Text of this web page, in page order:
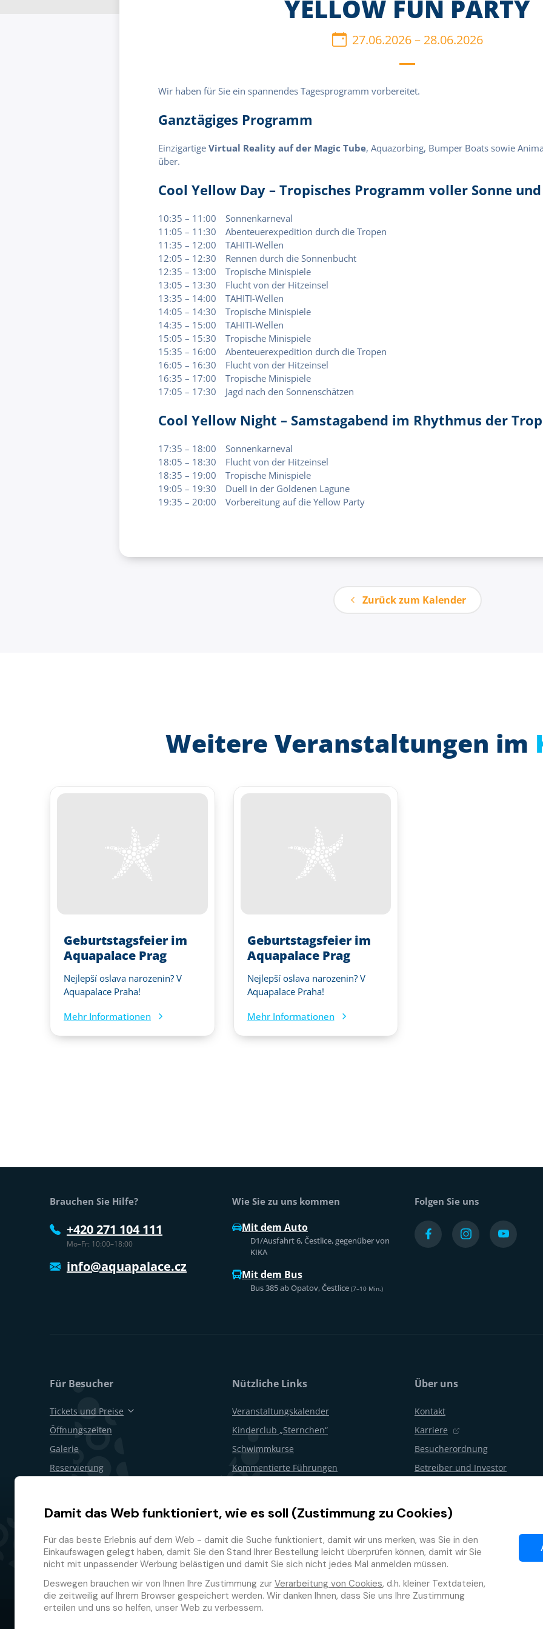
YELLOW FUN PARTY
27.06.2026– 28.06.2026
Wir haben für Sie ein spannendes Tagesprogramm vorbereitet.
Ganztägiges Programm
Einzigartige Virtual Reality auf der Magic Tube, Aquazorbing, Bumper Boats sowie
über.
Cool Yellow Day – Tropisches Programm voller Sonne
10:35 – 11:00 Sonnenkarneval
11:05 – 11:30 Abenteuerexpedition durch die Tropen
11:35 – 12:00 TAHITI-Wellen
12:05 – 12:30 Rennen durch die Sonnenbucht
12:35 – 13:00 Tropische Minispiele
13:05 – 13:30 Flucht von der Hitzeinsel
13:35 – 14:00 TAHITI-Wellen
14:05 – 14:30 Tropische Minispiele
14:35 – 15:00 TAHITI-Wellen
15:05 – 15:30 Tropische Minispiele
15:35 – 16:00 Abenteuerexpedition durch die Tropen
16:05 – 16:30 Flucht von der Hitzeinsel
16:35 – 17:00 Tropische Minispiele
17:05 – 17:30 Jagd nach den Sonnenschätzen
Cool Yellow Night – Samstagabend im Rhythmus der
17:35 – 18:00 Sonnenkarneval
18:05 – 18:30 Flucht von der Hitzeinsel
18:35 – 19:00 Tropische Minispiele
19:05 – 19:30 Duell in der Goldenen Lagune
19:35 – 20:00 Vorbereitung auf die Yellow Party
Zurück zum Kalender
Weitere Veranstaltungen im
Geburtstagsfeier im
Aquapalace Prag
Nejlepší oslava narozenin? V
Aquapalace Praha!
Mehr Informationen
Geburtstagsfeier im
Aquapalace Prag
Nejlepší oslava narozenin? V
Aquapalace Praha!
Mehr Informationen
Brauchen Sie Hilfe?
+420 271 104 111
Mo–Fr: 10:00–18:00
info@aquapalace.cz
Wie Sie zu uns kommen
Mit dem Auto
D1/Ausfahrt 6, Čestlice, gegenüber von
KIKA
Mit dem Bus
Bus 385 ab Opatov, Čestlice (7–10 Min.)
Folgen Sie uns
Für Besucher
Tickets und Preise
Öffnungszeiten
Galerie
Reservierung
Nützliche Links
Veranstaltungskalender
Kinderclub „Sternchen“
Schwimmkurse
Kommentierte Führungen
Treueprogramm
Über uns
Kontakt
Karriere
Besucherordnung
Betreiber und Investor
Partner E-Shop
Damit das Web funktioniert, wie es soll (Zustimmung zu Cookies)
Für das beste Erlebnis auf dem Web - damit die Suche funktioniert, damit wir uns merken, was Sie in den
Einkaufswagen gelegt haben, damit Sie den Stand Ihrer Bestellung leicht überprüfen können, damit wir Sie
nicht mit unpassender Werbung belästigen und damit Sie sich nicht jedes Mal anmelden müssen.
Deswegen brauchen wir von Ihnen Ihre Zustimmung zur Verarbeitung von Cookies, d.h. kleiner Textdateien,
die zeitweilig auf Ihrem Browser gespeichert werden. Wir danken Ihnen, dass Sie uns Ihre Zustimmung
erteilen und uns so helfen, unser Web zu verbessern.